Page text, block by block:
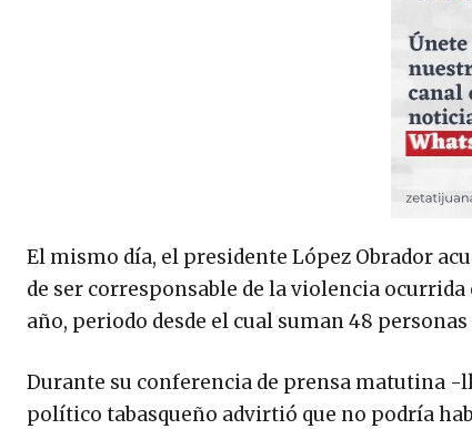
El mismo día, el presidente López Obrador
de ser corresponsable de la violencia
año, periodo desde el cual suman 48 personas
Durante su conferencia de prensa matutina -
político tabasqueño advirtió que no podría